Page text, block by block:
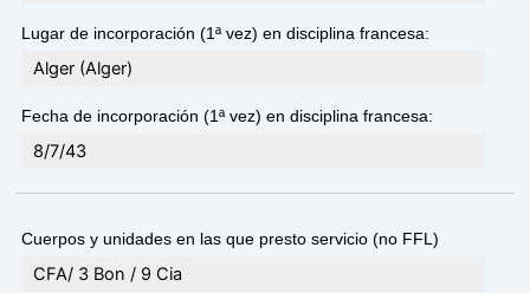
Lugar de incorporación (1ª vez) en disciplina francesa:
Alger (Alger)
Fecha de incorporación (1ª vez) en disciplina francesa:
8/7/43
Cuerpos y unidades en las que presto servicio (no FFL)
CFA/ 3 Bon / 9 Cia